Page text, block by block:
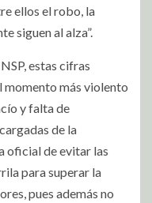
ellos el robo, la
siguen al alza”.
estas cifras
momento más violento
y falta de
de la
oficial de evitar las
para superar la
pues además no